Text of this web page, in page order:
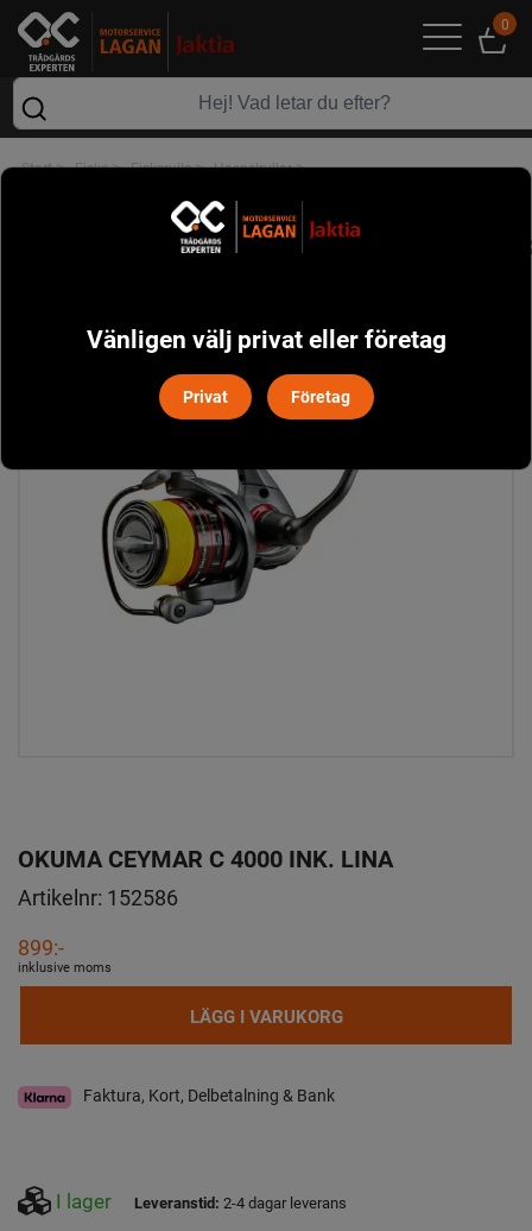
0
Start> Fiske> Fiskerulle> Haspelrullar>
OKUMA CEYMAR C 4000 INK. LINA
Artikelnr: 152586
899:-
inklusive moms
LÄGG I VARUKORG
Faktura, Kort, Delbetalning & Bank
I lager Leveranstid: 2-4 dagar leverans
Vänligen välj privat eller företag
Privat Företag